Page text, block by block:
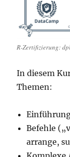
R-Zertifizierung:
In diesem
Themen:
Befehle
arrange,